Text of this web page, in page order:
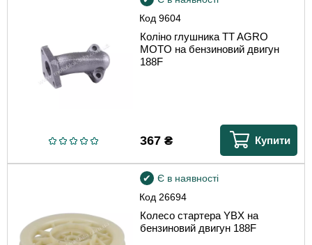
Код9604
Коліно глушника TT AGRO
MOTO на бензиновий двигун
188F
367₴ Купити
Код 26694
Є в наявності
Колесо стартера YBX на
бензиновий двигун 188F